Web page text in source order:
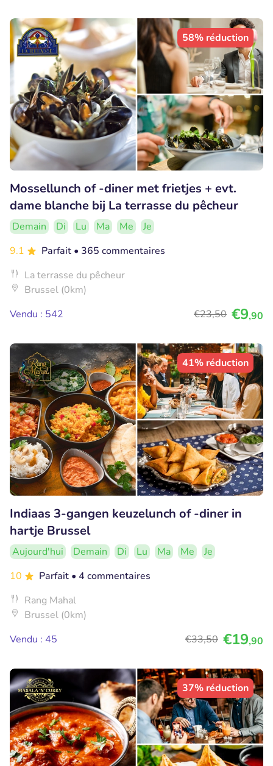
58% réduction
Mossellunch of -diner met frietjes + evt.
dame blanche bij La terrasse du pêcheur
Demain Di Lu Ma Me
Je
9.1
Parfait • 365 commentaires
La terrasse du pêcheur
Brussel (0km)
Vendu : 542
€23,50 €9,90
41% réduction
Indiaas 3-gangen keuzelunch of -diner in
hartje Brussel
Aujourd'hui Demain Di Lu Ma Me
Je
10
Parfait • 4 commentaires
Rang Mahal
Brussel (0km)
Vendu : 45
€33,50 €19,90
37% réduction